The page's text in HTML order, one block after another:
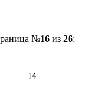
№16из 26: